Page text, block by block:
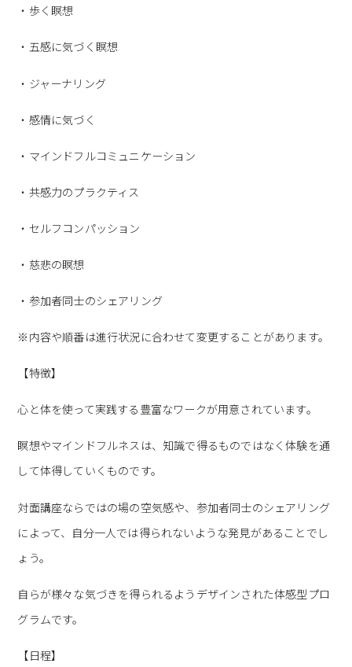
・歩く瞑想
・五感に気づく瞑想
・ジャーナリング
・感情に気づく
・マインドフルコミュニケーション
・共感力のプラクティス
・セルフコンパッション
・慈悲の瞑想
・参加者同士のシェアリング
※内容や順番は進行状況に合わせて変更することがあります。
【特徴】
心と体を使って実践する豊富なワークが用意されています。
瞑想やマインドフルネスは、知識で得るものではなく体験を通
して体得していくものです。
対面講座ならではの場の空気感や、参加者同士のシェアリング
によって、自分一人では得られないような発見があることでし
ょう。
自らが様々な気づきを得られるようデザインされた体感型プロ
グラムです。
【日程】